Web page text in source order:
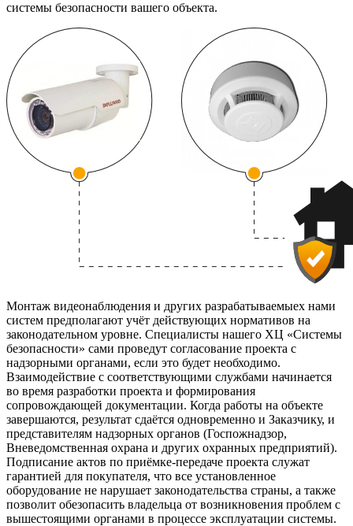
системы безопасности вашего объекта.
Монтаж видеонаблюдения и других разрабатываемыех нами
систем предполагают учёт действующих нормативов на
законодательном уровне. Специалисты нашего ХЦ «Системы
безопасности» сами проведут согласование проекта с
надзорными органами, если это будет необходимо.
Взаимодействие с соответствующими службами начинается
во время разработки проекта и формирования
сопровождающей документации. Когда работы на объекте
завершаются, результат сдаётся одновременно и Заказчику, и
представителям надзорных органов (Госпожнадзор,
Вневедомственная охрана и других охранных предприятий).
Подписание актов по приёмке-передаче проекта служат
гарантией для покупателя, что все установленное
оборудование не нарушает законодательства страны, а также
позволит обезопасить владельца от возникновения проблем с
вышестоящими органами в процессе эксплуатации системы.